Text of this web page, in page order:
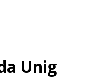
Unig